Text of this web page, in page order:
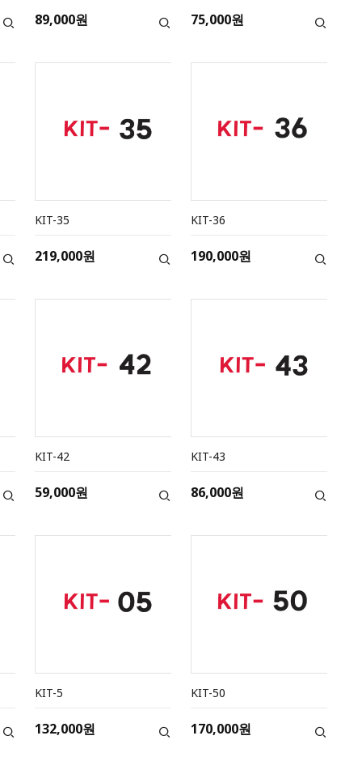
89,000원 75,000원
KIT-35
219,000원
KIT-36
190,000원
KIT-42
59,000원
KIT-43
86,000원
KIT-5
132,000원
KIT-50
170,000원